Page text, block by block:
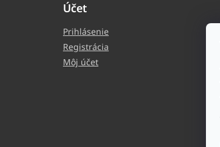
Účet
Prihlásenie
Registrácia
Môj účet